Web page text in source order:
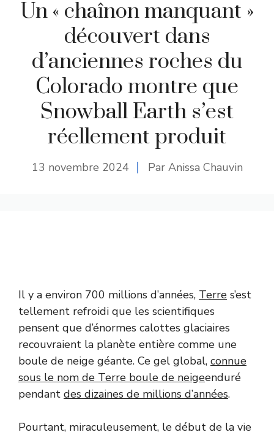
Un « chaînon manquant »
découvert dans
d’anciennes roches du
Colorado montre que
Snowball Earth s’est
réellement produit
13 novembre 2024 Par Anissa Chauvin
Il y a environ 700 millions d’années, Terre s’est
tellement refroidi que les scientifiques
pensent que d’énormes calottes glaciaires
recouvraient la planète entière comme une
boule de neige géante. Ce gel global, connue
sous le nom de Terre boule de neigeenduré
pendant des dizaines de millions d’années.
Pourtant, miraculeusement, le début de la vie